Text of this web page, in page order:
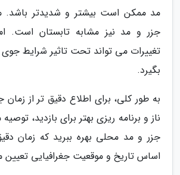
مد ممکن است بیشتر و شدیدتر باشد.
جزر و مد نیز مشابه تابستان است.
تغییرات می تواند تحت تاثیر شرایط جوی
بگیرد.
به طور کلی، برای اطلاع دقیق تر از
ناز و برنامه ریزی بهتر برای بازدید،
جزر و مد محلی بهره ببرید که زمان
اساس تاریخ و موقعیت جغرافیایی تعیین